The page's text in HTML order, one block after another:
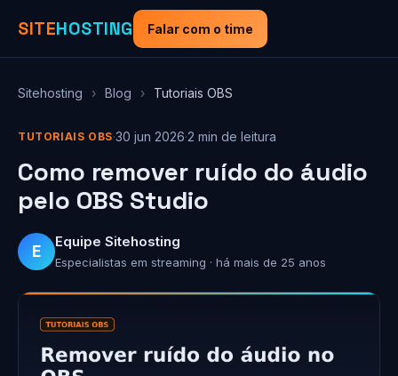
SITEHOSTING Falar com o time
Sitehosting › Blog › Tutoriais OBS
TUTORIAIS OBS·30 jun 2026·2 min de leitura
Como remover ruído do áudio
pelo OBS Studio
E
Equipe Sitehosting
Especialistas em streaming · há mais de 25 anos